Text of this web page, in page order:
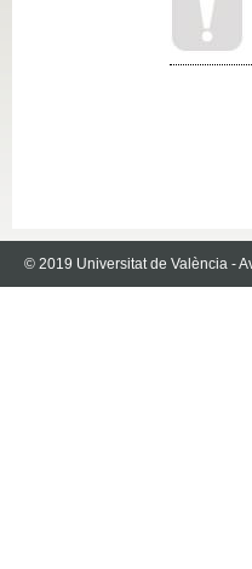
© 2019 Universitat de València -